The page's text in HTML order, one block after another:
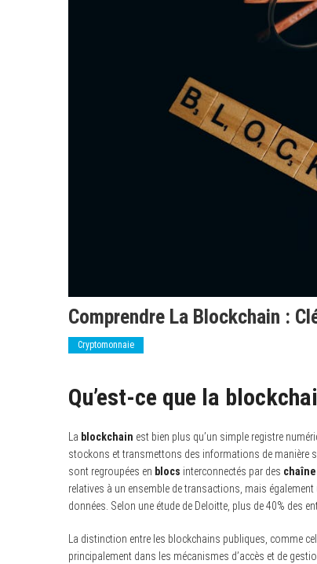
Comprendre La Blockchain :
Cryptomonnaie
Qu’est-ce que la
La blockchain est bien plus qu’un simple registre
stockons et transmettons des informations de manière
sont regroupées en blocs interconnectés par des
relatives à un ensemble de transactions, mais également
données. Selon une étude de Deloitte, plus de 40% des
La distinction entre les blockchains publiques, comme
principalement dans les mécanismes d’accès et de